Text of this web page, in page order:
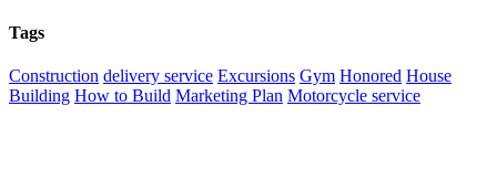
Tags
Construction delivery service Excursions Gym Honored House
Building How to Build Marketing Plan Motorcycle service